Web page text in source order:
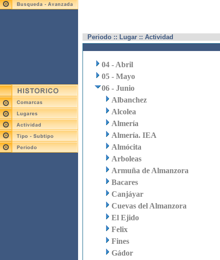
Periodo :: Lugar :: Actividad
04 - Abril
05 - Mayo
06 - Junio
Albanchez
Alcolea
Almería
Almería. IEA
Almócita
Arboleas
Armuña de Almanzora
Bacares
Canjáyar
Cuevas del Almanzora
El Ejido
Felix
Fines
Gádor